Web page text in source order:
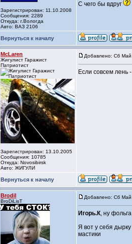
Зарегистрирован: 11.10.2008
Сообщения: 2289
Откуда: г.Вологда
Авто: ВАЗ 2106
С чего бы вдруг
Вернуться к началу
McLaren
Жигулист Гаражист
Патриотист
Зарегистрирован: 13.10.2005
Сообщения: 10785
Откуда: Novosibirsk
Авто: ЖИГУЛИ
Добавлено: Сб
Если совсем лень
Вернуться к началу
Brodil
BroDiLisT
Добавлено: Сб
Игорь.К, ну
Я вот у себя
мастики